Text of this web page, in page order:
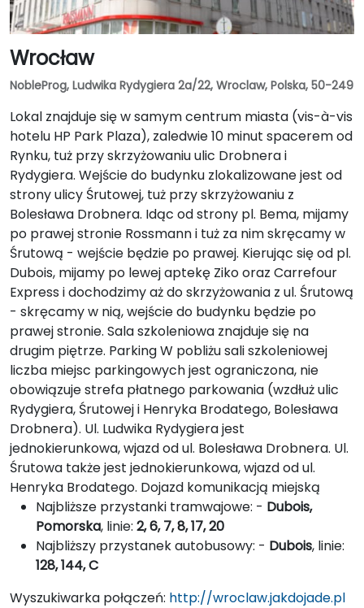
Wrocław
NobleProg, Ludwika Rydygiera 2a/22, Wroclaw, Polska, 50-249
Lokal znajduje się w samym centrum miasta (vis-à-vis
hotelu HP Park Plaza), zaledwie 10 minut spacerem od
Rynku, tuż przy skrzyżowaniu ulic Drobnera i
Rydygiera. Wejście do budynku zlokalizowane jest od
strony ulicy Śrutowej, tuż przy skrzyżowaniu z
Bolesława Drobnera. Idąc od strony pl. Bema, mijamy
po prawej stronie Rossmann i tuż za nim skręcamy w
Śrutową - wejście będzie po prawej. Kierując się od pl.
Dubois, mijamy po lewej aptekę Ziko oraz Carrefour
Express i dochodzimy aż do skrzyżowania z ul. Śrutową
- skręcamy w nią, wejście do budynku będzie po
prawej stronie. Sala szkoleniowa znajduje się na
drugim piętrze. Parking W pobliżu sali szkoleniowej
liczba miejsc parkingowych jest ograniczona, nie
obowiązuje strefa płatnego parkowania (wzdłuż ulic
Rydygiera, Śrutowej i Henryka Brodatego, Bolesława
Drobnera). Ul. Ludwika Rydygiera jest
jednokierunkowa, wjazd od ul. Bolesława Drobnera. Ul.
Śrutowa także jest jednokierunkowa, wjazd od ul.
Henryka Brodatego. Dojazd komunikacją miejską
Najbliższe przystanki tramwajowe: - Dubois,
Pomorska, linie: 2, 6, 7, 8, 17, 20
Najbliższy przystanek autobusowy: - Dubois, linie:
128, 144, C
Wyszukiwarka połączeń: http://wroclaw.jakdojade.pl